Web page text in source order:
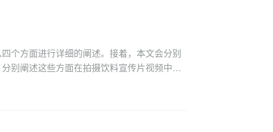
个方面进行详细的阐述。接着，本文会分别
别阐述这些方面在拍摄饮料宣传片视频中的